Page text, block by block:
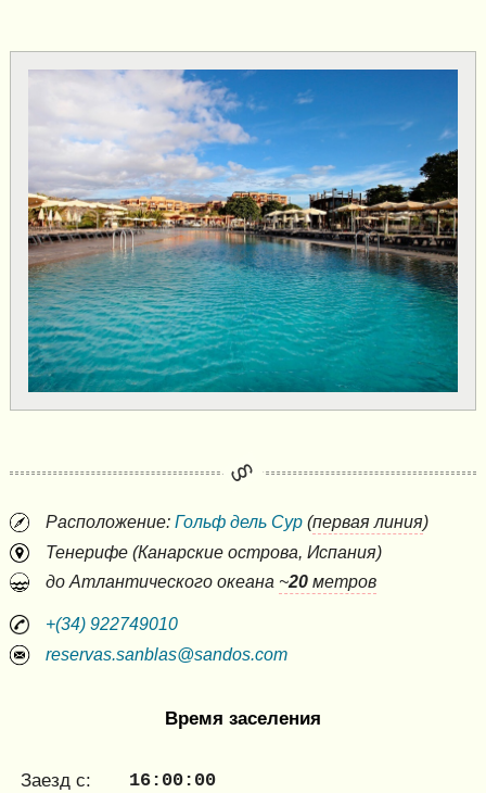
Расположение: Гольф дель Сур (первая линия)
Тенерифе (Канарские острова, Испания)
до Атлантического океана ~20 метров
+(34) 922749010
reservas.sanblas@sandos.com
Время заселения
Заезд c: 16:00:00